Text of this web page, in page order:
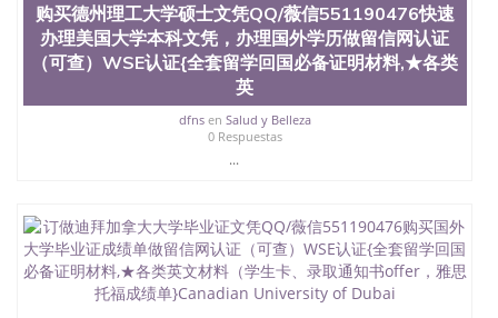
State University）圣何塞州立大学（San Jose State
University）圣何塞州立大学（San Jose State
University）圣何塞州立大学（San Jose State
University）圣何塞州立大学（San Jose State
University）圣何塞州立大学学位证（San Jose State
University）圣何塞州立大学学位证（San Jose State
University）圣何塞州立大学学位证（San Jose State
University）圣何塞州立大学（San Jose State
University）圣何塞州立大学（San Jose State
University）圣何塞州立大学学位证（San Jose State
University）圣何塞州立大学学位证（San Jose State
University）圣何塞州立大学结业证（San Jose State
University）圣何塞州立大学结业证（San Jose State
购买德州理工大学硕士文凭QQ/薇信551190476快速
办理美国大学本科文凭，办理国外学历做留信网认证
（可查）WSE认证{全套留学回国必备证明材料,★各类
英
dfnsen Salud y Belleza
0 Respuestas
...